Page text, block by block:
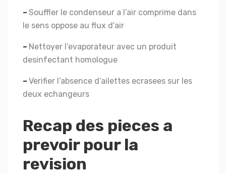
– Souffler le condenseur a l’air comprime dans
le sens oppose au flux d’air
– Nettoyer l’evaporateur avec un produit
desinfectant homologue
– Verifier l’absence d’ailettes ecrasees sur les
deux echangeurs
Recap des pieces a
prevoir pour la
revision